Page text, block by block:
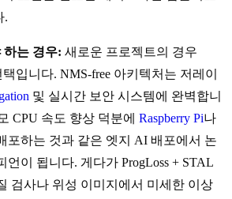
.
하는 경우: 새로운 프로젝트의 경우
입니다. NMS-free 아키텍처는 저레이
및 실시간 보안 시스템에 완벽합니
CPU 속도 향상 덕분에 Raspberry Pi나
포하는 것과 같은 엣지 AI 배포에서 논
언이 됩니다. 게다가 ProgLoss + STAL
검사나 위성 이미지에서 미세한 이상